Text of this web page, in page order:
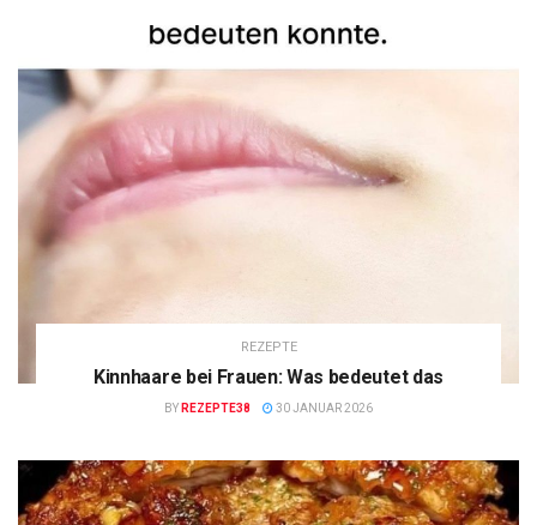
REZEPTE
Kinnhaare bei Frauen: Was bedeutet das
BY REZEPTE38 30 JANUAR 2026